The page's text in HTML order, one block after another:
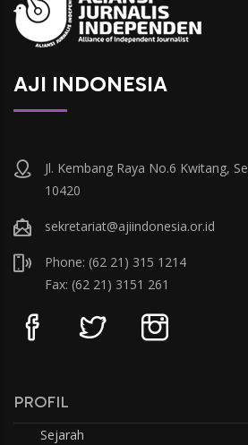
AJI INDONESIA
Jl. Kembang Raya No.6 Kwitang,
10420
sekretariat@ajiindonesia.or.id
Phone: (62 21) 315 1214
Fax: (62 21) 3151 261
PROFIL
Sejarah